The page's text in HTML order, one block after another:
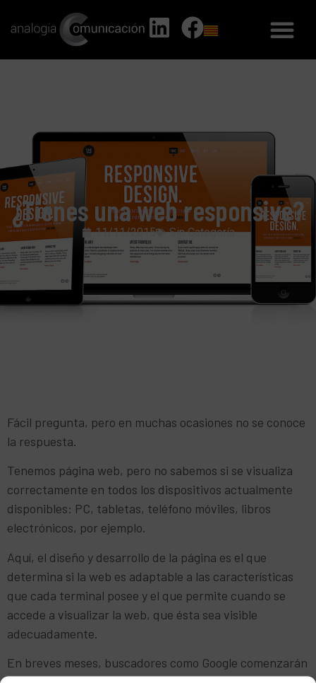
¿Tienes una web responsive?
11/11/2015 Sin Categoría
Fácil pregunta, pero en muchas ocasiones no se conoce
la respuesta.
Tenemos página web, pero no sabemos si se visualiza
correctamente en todos los dispositivos actualmente
disponibles: PC, tabletas, teléfono móviles, libros
electrónicos, por ejemplo.
Aquí, el diseño y desarrollo de la página es el que
determina si la web es adaptable a las características
que cada terminal posee y el que permite cuando se
accede a visualizar la web, que ésta sea visible
adecuadamente.
En breves meses, buscadores como Google comenzarán